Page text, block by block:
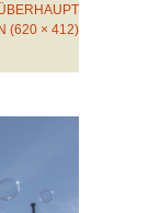
(620 × 412)